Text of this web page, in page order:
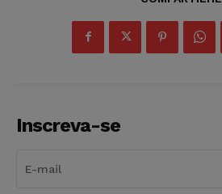
Inscreva-se